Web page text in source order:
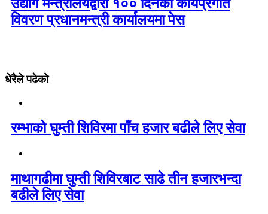
उद्योग मन्त्रालयद्वारा १०० दिनको कार्यप्रगति
विवरण प्रधानमन्त्री कार्यालयमा पेस
धेरैले पढेको
रम्भाको घुम्ती शिविरमा पाँच हजार बढीले लिए सेवा
माथागढीमा घुम्ती शिविरबाट साढे तीन हजारभन्दा
बढीले लिए सेवा